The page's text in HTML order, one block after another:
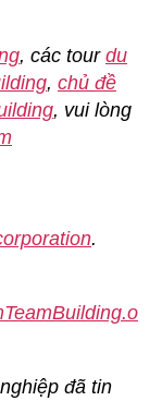
, các tour du
, chủ đề
, vui lòng
.
đã tin